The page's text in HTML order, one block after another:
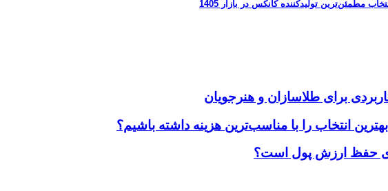
برای طلاسازان و هنرجویان
انتخاب را با مناسب‌ترین هزینه داشته باشیم؟
حفظ ارزش پول است؟